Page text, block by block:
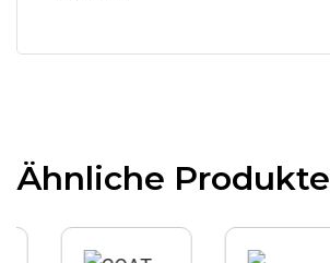
Ähnliche Produkte